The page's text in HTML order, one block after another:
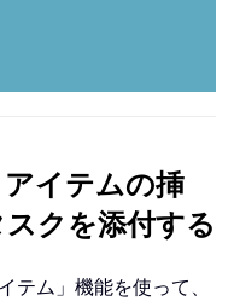
イテムの挿
クを添付する
テム」機能を使って、